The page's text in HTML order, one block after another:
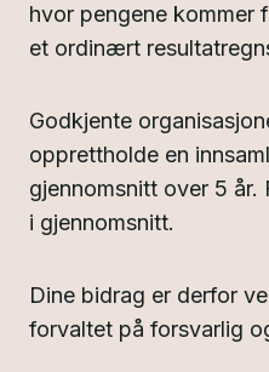
hvor pengene kommer
et ordinært
Godkjente
opprettholde en
gjennomsnitt over 5 år.
i gjennomsnitt.
Dine bidrag er derfor
forvaltet på forsvarlig